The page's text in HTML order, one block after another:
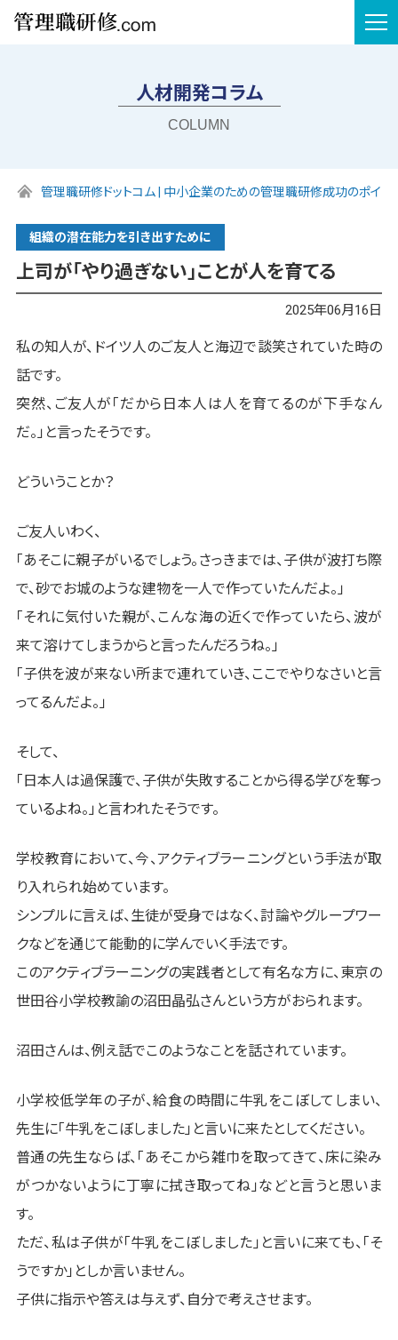
人材開発コラム
COLUMN
管理職研修ドットコム | 中小企業のための管理職研修成功のポイン
組織の潜在能力を引き出すために
上司が「やり過ぎない」ことが人を育てる
2025年06月16日
私の知人が、ドイツ人のご友人と海辺で談笑されていた時の
話です。
突然、ご友人が「だから日本人は人を育てるのが下手なん
だ。」と言ったそうです。
どういうことか？
ご友人いわく、
「あそこに親子がいるでしょう。さっきまでは、子供が波打ち際
で、砂でお城のような建物を一人で作っていたんだよ。」
「それに気付いた親が、こんな海の近くで作っていたら、波が
来て溶けてしまうからと言ったんだろうね。」
「子供を波が来ない所まで連れていき、ここでやりなさいと言
ってるんだよ。」
そして、
「日本人は過保護で、子供が失敗することから得る学びを奪っ
ているよね。」と言われたそうです。
学校教育において、今、アクティブラーニングという手法が取
り入れられ始めています。
シンプルに言えば、生徒が受身ではなく、討論やグループワー
クなどを通じて能動的に学んでいく手法です。
このアクティブラーニングの実践者として有名な方に、東京の
世田谷小学校教諭の沼田晶弘さんという方がおられます。
沼田さんは、例え話でこのようなことを話されています。
小学校低学年の子が、給食の時間に牛乳をこぼしてしまい、
先生に「牛乳をこぼしました」と言いに来たとしてください。
普通の先生ならば、「あそこから雑巾を取ってきて、床に染み
がつかないように丁寧に拭き取ってね」などと言うと思いま
す。
ただ、私は子供が「牛乳をこぼしました」と言いに来ても、「そ
うですか」としか言いません。
子供に指示や答えは与えず、自分で考えさせます。